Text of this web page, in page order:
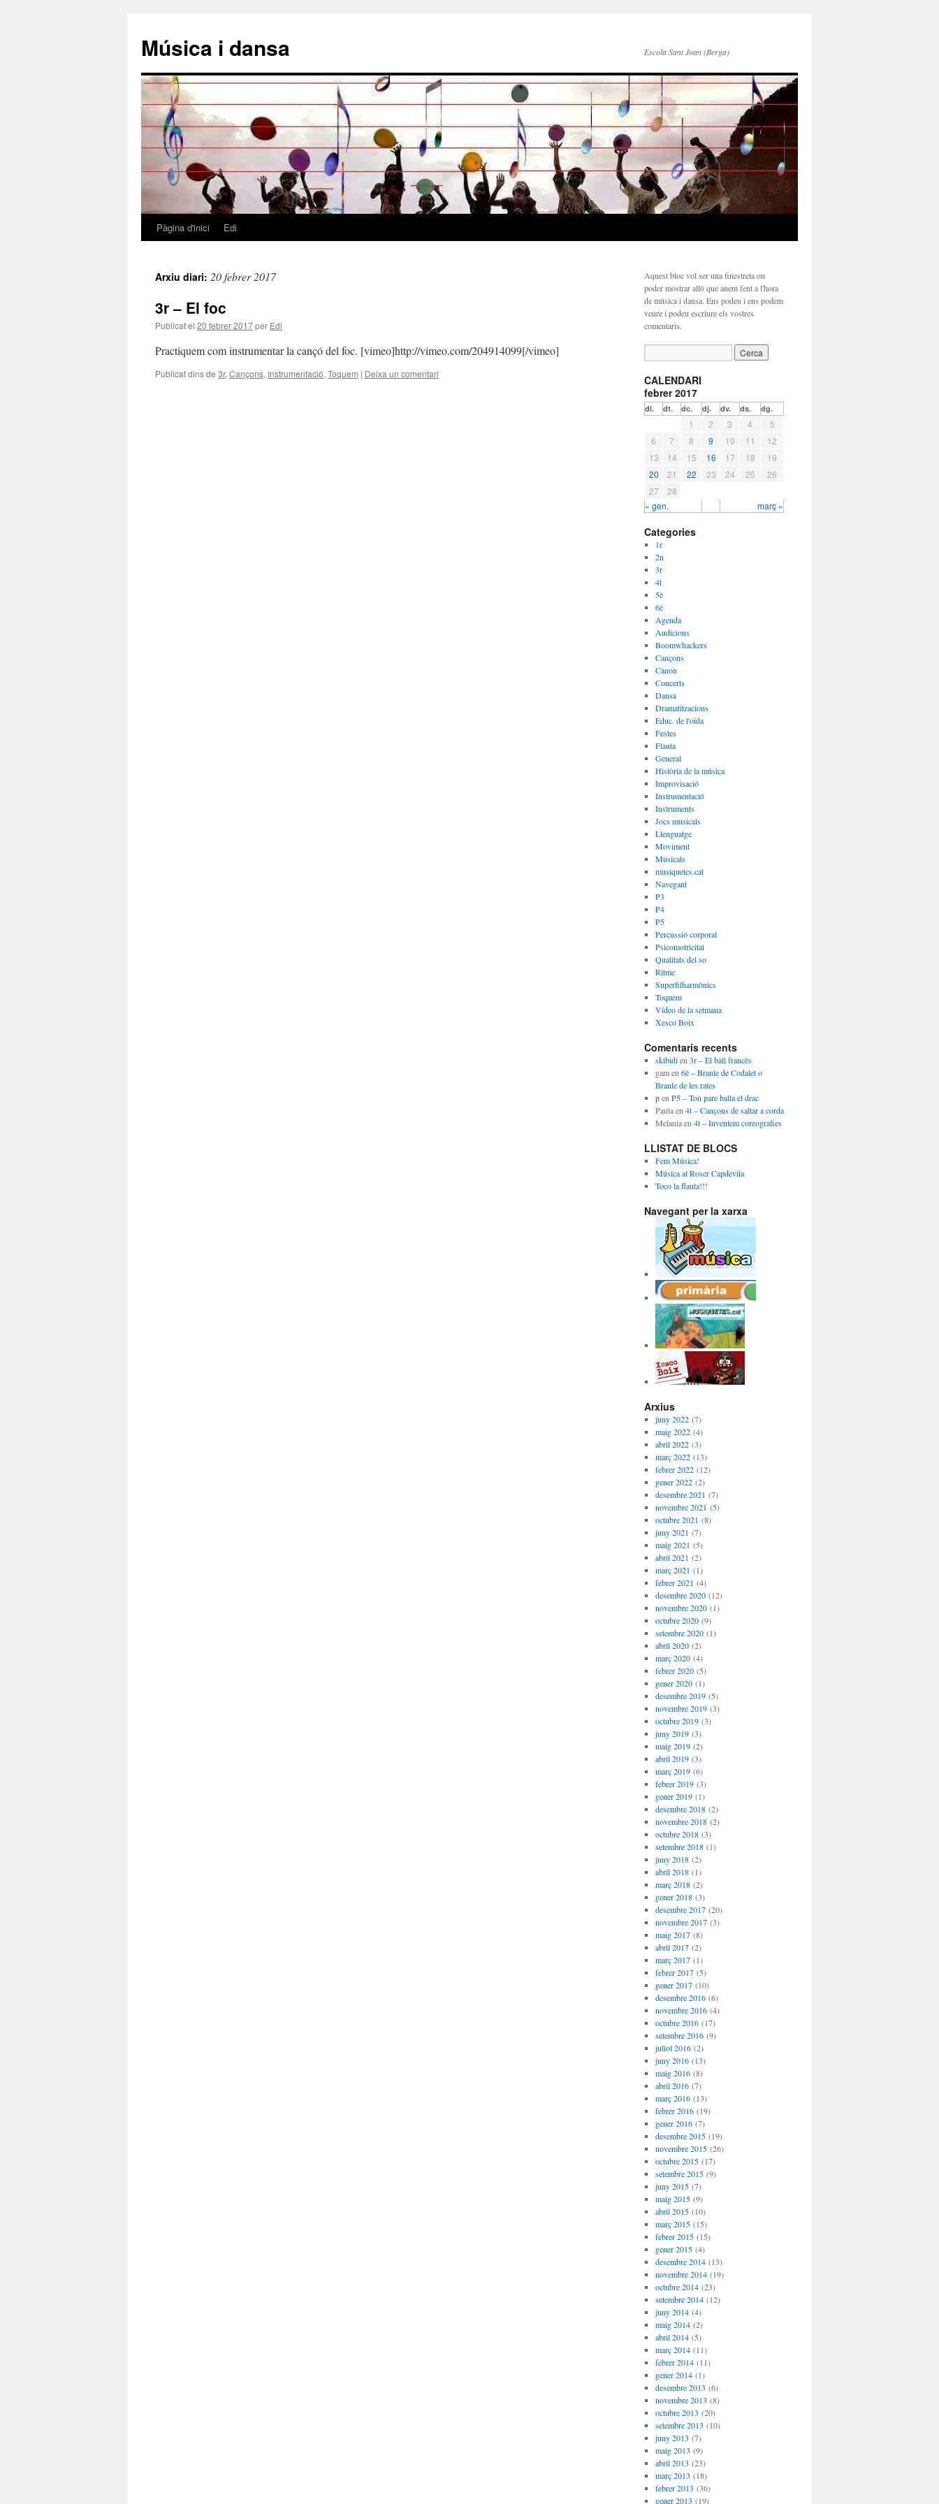
Música i dansa Escola Sant Joan (Berga)
Vés
contingut
Pàgina d'inici Edi
Arxiu diari: 20 febrer 2017
3r – El foc
Publicat el 20 febrer 2017per Edi
Practiquem com instrumentar la cançó del foc. [vimeo]http://vimeo.com/204914099[/vimeo]
Publicat dins de 3r, Cançons, Instrumentació, Toquem | Deixa un comentari
Aquest bloc vol ser una finestreta on
poder mostrar allò que anem fent a l'hora
de música i dansa. Ens podeu i ens podem
veure i podeu escriure els vostres
comentaris.
CALENDARI
febrer 2017
dl. dt. dc. dj. dv. ds. dg.
« gen. març »
1 2 3 4
5
6
7 8 9 10 11
12
13
14 15 16 17 18
19
20
21 22 23 24 25
26
27
28
Categories
1r
2n
3r
4t
5è
6è
Agenda
Audicions
Boomwhackers
Cançons
Cànon
Concerts
Dansa
Dramatitzacions
Educ. de l'oïda
Festes
Flauta
General
Història de la música
Improvisació
Instrumentació
Instruments
Jocs musicals
Llenguatge
Moviment
Musicals
musiquetes.cat
Navegant
P3
P4
P5
Percussió corporal
Psicomotricitat
Qualitats del so
Ritme
Superfilharmònics
Toquem
Vídeo de la setmana
Xesco Boix
Comentaris recents
skibidien 3r – El ball francès
gamen 6è – Branle de Codalet o
Branle de les rates
pen P5 – Ton pare balla el drac
Paulaen 4t – Cançons de saltar a corda
Melaniaen 4t – Inventem coreografies
LLISTAT DE BLOCS
Fem Música!
Música al Roser Capdevila
Toco la flauta!!!
Navegant per la xarxa
Arxius
juny 2022(7)
maig 2022(4)
abril 2022(3)
març 2022(13)
febrer 2022(12)
gener 2022(2)
desembre 2021 (7)
novembre 2021 (5)
octubre 2021 (8)
juny 2021 (7)
maig 2021 (5)
abril 2021 (2)
març 2021 (1)
febrer 2021 (4)
desembre 2020(12)
novembre 2020(1)
octubre 2020(9)
setembre 2020(1)
abril 2020(2)
març 2020(4)
febrer 2020(5)
gener 2020(1)
desembre 2019(5)
novembre 2019(3)
octubre 2019(3)
juny 2019(3)
maig 2019(2)
abril 2019(3)
març 2019(6)
febrer 2019(3)
gener 2019(1)
desembre 2018(2)
novembre 2018(2)
octubre 2018(3)
setembre 2018(1)
juny 2018(2)
abril 2018(1)
març 2018(2)
gener 2018(3)
desembre 2017(20)
novembre 2017(3)
maig 2017(8)
abril 2017(2)
març 2017(1)
febrer 2017(5)
gener 2017(10)
desembre 2016(6)
novembre 2016(4)
octubre 2016(17)
setembre 2016(9)
juliol 2016(2)
juny 2016(13)
maig 2016(8)
abril 2016(7)
març 2016(13)
febrer 2016(19)
gener 2016(7)
desembre 2015(19)
novembre 2015(26)
octubre 2015(17)
setembre 2015(9)
juny 2015(7)
maig 2015(9)
abril 2015(10)
març 2015(15)
febrer 2015(15)
gener 2015(4)
desembre 2014(13)
novembre 2014(19)
octubre 2014(23)
setembre 2014(12)
juny 2014(4)
maig 2014(2)
abril 2014(5)
març 2014(11)
febrer 2014(11)
gener 2014(1)
desembre 2013 (6)
novembre 2013 (8)
octubre 2013 (20)
setembre 2013 (10)
juny 2013 (7)
maig 2013 (9)
abril 2013 (23)
març 2013 (18)
febrer 2013 (36)
gener 2013 (19)